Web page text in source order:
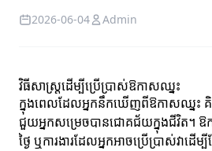
2026-06-04 Admin
វិធីសាស្ត្រដើម្បីប្រើប្រាស់ឱកាសឈ្នះ
ក្នុងពេលដែលអ្នកនឹកឃើញពីឱកាសឈ្នះ គិ
ជួយអ្នកសម្រេចបានជោគជ័យក្នុងជីវិត។ ឱ
ថ្ងៃ ឬការងារដែលអ្នកអាចប្រើប្រាស់វាដើម្